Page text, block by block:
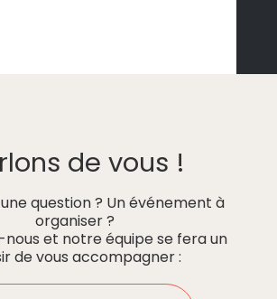
de vous !
question ? Un événement à
organiser ?
et notre équipe se fera un
de vous accompagner :